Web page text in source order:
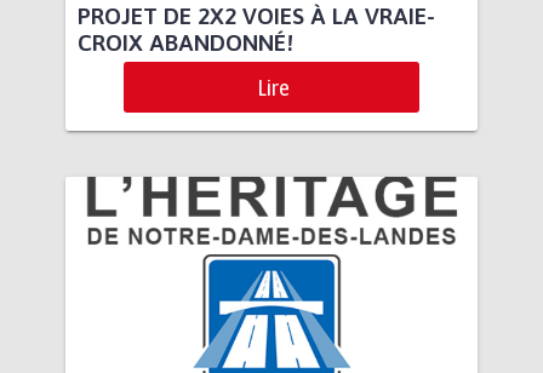
PROJET DE 2X2 VOIES À LA VRAIE-
CROIX ABANDONNÉ!
Lire